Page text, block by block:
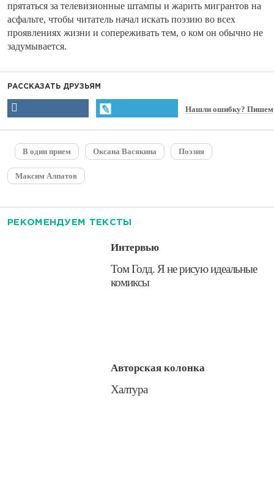
прятаться за телевизионные штампы и жарить мигрантов на
асфальте, чтобы читатель начал искать поэзию во всех
проявлениях жизни и сопереживать тем, о ком он обычно не
задумывается.
РАССКАЗАТЬ ДРУЗЬЯМ
Нашли ошибку? Пишем
В один прием Оксана Васякина Поэзия
Максим Алпатов
РЕКОМЕНДУЕМ ТЕКСТЫ
Интервью
​Том Голд. Я не рисую идеальные
комиксы
Авторская колонка
​Халтура